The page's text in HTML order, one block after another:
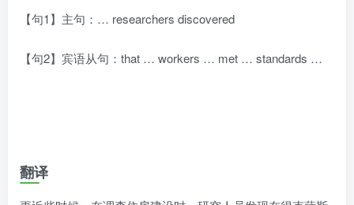
【句1】主句：… researchers discovered
【句2】宾语从句：that … workers … met … standards …
翻译